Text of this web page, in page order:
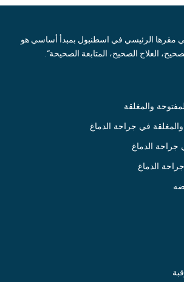
مقرها الرئيسي في اسطنبول بمبدأ أساسي هو
العلاج الصحيح، المتابعة الصحيحة“.
والمغلقة
في جراحة الدماغ
جراحة الدماغ
الدماغ